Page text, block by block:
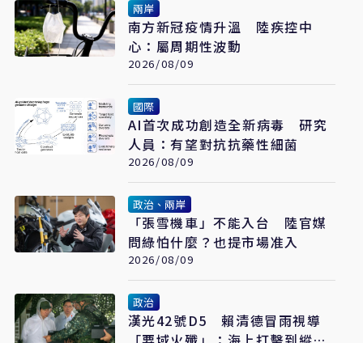
兩岸
南方新冠疫情升溫 陸疾控中
心：屬周期性波動
2026/08/09
國際
AI首次成功創造全新病毒 研究
人員：有望對抗抗藥性細菌
2026/08/09
政治、兩岸
「張雪機車」不能入台 陸官媒
問綠怕什麼？也提市場准入
2026/08/09
政治
漢光42號D5 賴清德冒雨視導